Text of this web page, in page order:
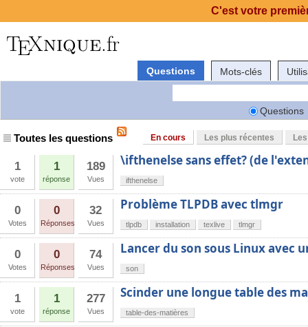
Questions Mots-clés
Questions
Toutes les questions En cours Les plus récentes
1
vote
1
réponse
189
Vues
\ifthenelse sans effet? (de
ifthenelse
0
Votes
0
Réponses
32
Vues
Problème TLPDB avec tlmgr
tlpdb installation texlive tlmgr
0
Votes
0
Réponses
74
Vues
Lancer du son sous Linux avec
son
1
vote
1
réponse
277
Vues
Scinder une longue table des
table-des-matières
C'est votre